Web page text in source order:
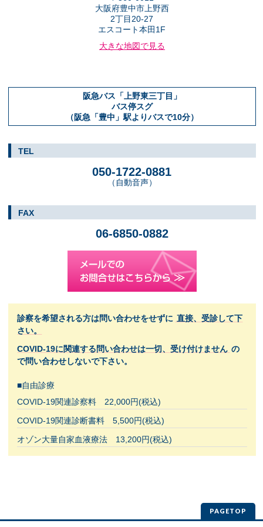
大阪府豊中市上野西
2丁目20-27
エスコート本田1F
大きな地図で見る
阪急バス「上野東三丁目」
バス停スグ
（阪急「豊中」駅よりバスで10分）
TEL
050-1722-0881
（自動音声）
FAX
06-6850-0882
診察を希望される方は問い合わせをせずに 直接、受診して下
さい。
COVID-19に関連する問い合わせは一切、受け付けません の
で問い合わせしないで下さい。
■自由診療
COVID-19関連診察料 22,000円(税込)
COVID-19関連診断書料 5,500円(税込)
オゾン大量自家血液療法 13,200円(税込)
PAGETOP